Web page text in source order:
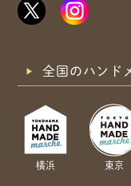
全国のハンド
横浜
東京